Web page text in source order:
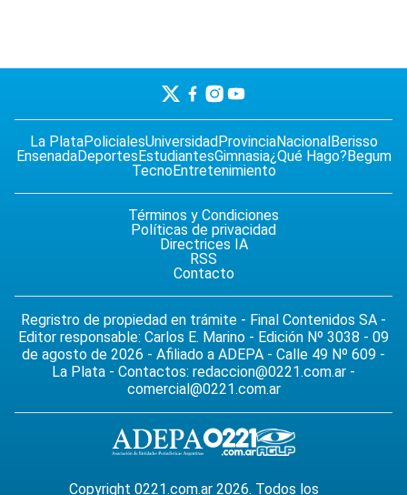
La PlataPolicialesUniversidad ProvinciaNacional Berisso
EnsenadaDeportes EstudiantesGimnasia¿Qué Hago? Begum
TecnoEntretenimiento
Términos y Condiciones
Políticas de privacidad
Directrices IA
RSS
Contacto
Regristro de propiedad en trámite - Final Contenidos SA -
Editor responsable: Carlos E. Marino - Edición Nº 3038 - 09
de agosto de 2026 - Afiliado a ADEPA - Calle 49 Nº 609 -
La Plata - Contactos: redaccion@0221.com.ar -
comercial@0221.com.ar
Copyright 0221.com.ar 2026. Todos los